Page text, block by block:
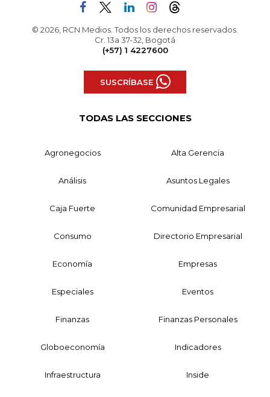
© 2026, RCN Medios. Todos los derechos reservados.
Cr. 13a 37-32, Bogotá
(+57) 1 4227600
SUSCRÍBASE
TODAS LAS SECCIONES
Agronegocios Alta Gerencia
Análisis Asuntos Legales
Caja Fuerte Comunidad Empresarial
Consumo Directorio Empresarial
Economía Empresas
Especiales Eventos
Finanzas Finanzas Personales
Globoeconomía Indicadores
Infraestructura Inside